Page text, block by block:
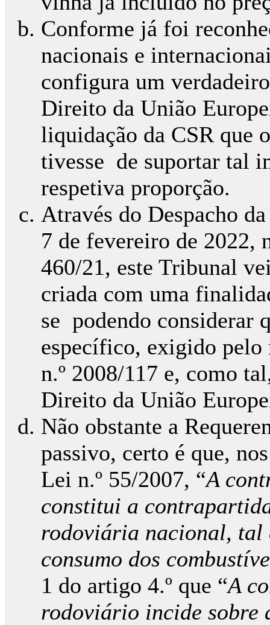
Conforme já foi
nacionais e
configura um
Direito da União
liquidação da CSR que
tivesse de suportar tal
respetiva proporção.
Através do Despacho
7 de fevereiro de 2022,
460/21, este Tribunal
criada com uma
se podendo considerar
específico, exigido pelo
n.º 2008/117 e, como
Direito da União
Não obstante a
passivo, certo é que,
Lei n.º 55/2007, “A
constitui a
rodoviária nacional, tal
consumo dos
1 do artigo 4.º que “A
rodoviário incide sobre